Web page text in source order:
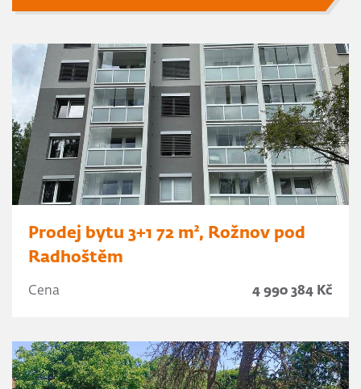
Prodej bytu 3+1 72 m², Rožnov pod
Radhoštěm
Cena 4 990 384 Kč